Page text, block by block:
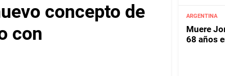
concepto de
con
ARGENTINA
Muere
68 años